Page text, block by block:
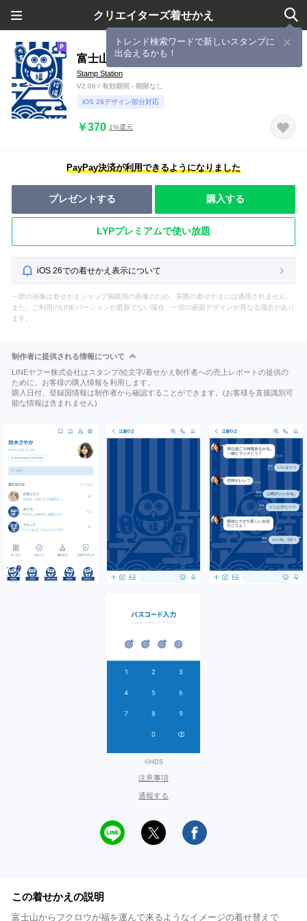
クリエイターズ着せかえ
トレンド検索ワードで新しいスタンプに
出会えるかも！
富士山の招福フクロウ／藍色
Stamp Station
V2.06 / 有効期間 - 期限なし
iOS 26デザイン部分対応
￥370 1%還元
PayPay決済が利用できるようになりました
プレゼントする 購入する
LYPプレミアムで使い放題
iOS 26での着せかえ表示について
一部の画像は着せかえショップ掲載用の画像のため、実際の着せかえには適用されません。
また、ご利用のLINEバージョンが最新でない場合、一部の画面デザインが異なる場合があり
ます。
制作者に提供される情報について
LINEヤフー株式会社はスタンプ/絵文字/着せかえ制作者への売上レポートの提供の
ために、お客様の購入情報を利用します。
購入日付、登録国情報は制作者から確認することができます。(お客様を直接識別可
能な情報は含まれません)
©HDS
注意事項
通報する
この着せかえの説明
富士山からフクロウが福を運んで来るようなイメージの着せ替えで